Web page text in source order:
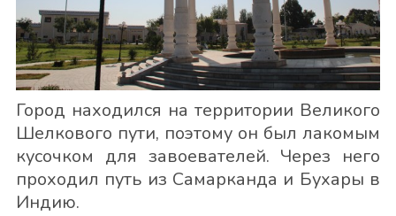
Город находился на территории Великого
Шелкового пути, поэтому он был лакомым
кусочком для завоевателей. Через него
проходил путь из Самарканда и Бухары в
Индию.